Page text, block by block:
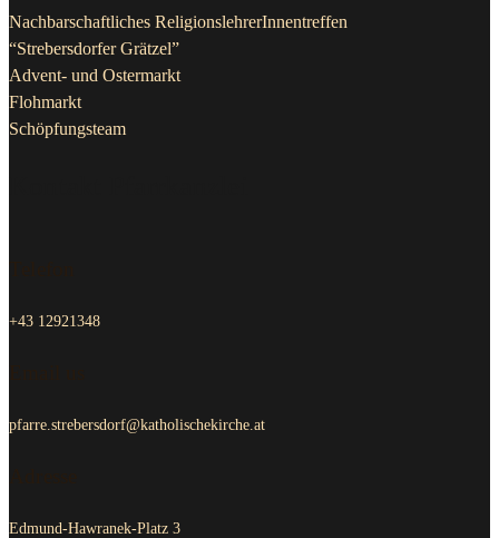
Nachbarschaftliches ReligionslehrerInnentreffen
“Strebersdorfer Grätzel”
Advent- und Ostermarkt
Flohmarkt
Schöpfungsteam
+43 12921348
pfarre.strebersdorf@katholischekirche.at
Edmund-Hawranek-Platz 3